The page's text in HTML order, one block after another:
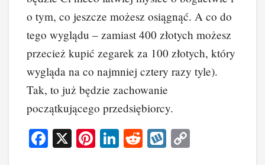
o tym, co jeszcze możesz osiągnąć. A co do
tego wyglądu – zamiast 400 złotych możesz
przecież kupić zegarek za 100 złotych, który
wygląda na co najmniej cztery razy tyle).
Tak, to już będzie zachowanie
początkującego przedsiębiorcy.
F
X
Pi
Li
R
W